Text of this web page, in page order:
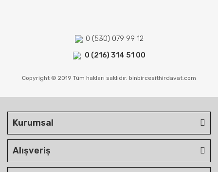
0 (530) 079 99 12
0 (216) 314 51 00
Copyright © 2019 Tüm hakları saklıdır. binbircesithirdavat.com
Kurumsal
Alışveriş